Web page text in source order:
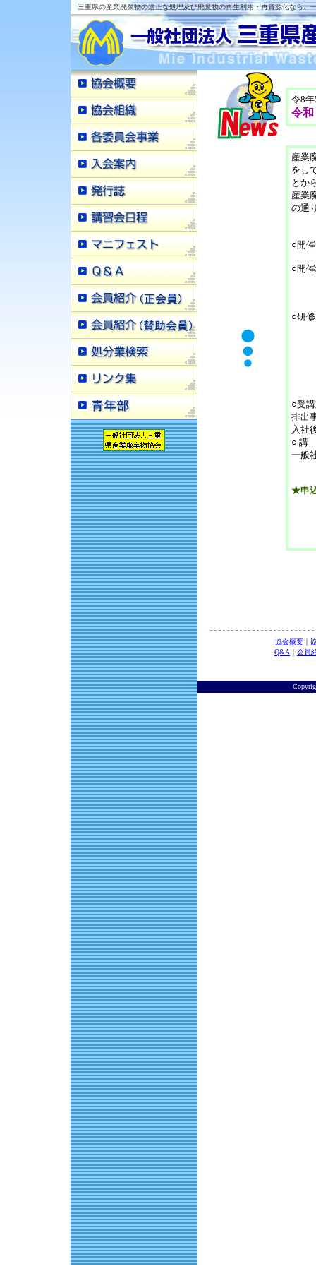
三重県の産業廃棄物の適正な処理及び廃棄物の再生利用・再資源化なら、
令8
令
産業
をし
とか
産業
の通
○開
○開
○研
○受
排出
入社
○ 講
一般
★申
協会概要 ｜
Q&A ｜ 会員